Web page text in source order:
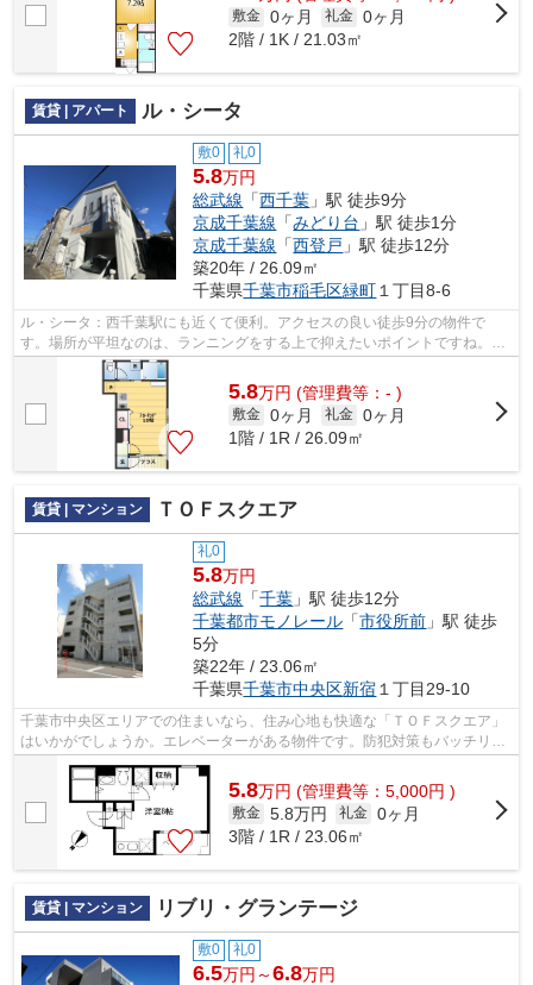
敷金 0ヶ月 礼金 0ヶ月
2階 / 1K / 21.03㎡
賃貸 | アパート ル・シータ
敷0 礼0
5.8万円
総武線 「西千葉 」駅 徒歩9分
京成千葉線 「みどり台 」駅 徒歩1分
京成千葉線 「西登戸 」駅 徒歩12分
築20年 / 26.09㎡
千葉県千葉市稲毛区緑町 １丁目8-6
ル・シータ：西千葉駅にも近くて便利。アクセスの良い徒歩9分の物件で
す。場所が平坦なのは、ランニングをする上で抑えたいポイントですね。忙
しいあなたの時間を有効的に使えるのが敷...
5.8万円 (管理費等：- )
敷金 0ヶ月 礼金 0ヶ月
1階 / 1R / 26.09㎡
賃貸 | マンション ＴＯＦスクエア
礼0
5.8万円
総武線 「千葉 」駅 徒歩12分
千葉都市モノレール 「市役所前 」駅 徒歩
5分
築22年 / 23.06㎡
千葉県千葉市中央区新宿 １丁目29-10
千葉市中央区エリアでの住まいなら、住み心地も快適な「ＴＯＦスクエア」
はいかがでしょうか。エレベーターがある物件です。防犯対策もバッチリな
マンションタイプの物件です。徒歩12...
5.8万円 (管理費等：5,000円 )
敷金 5.8万円 礼金 0ヶ月
3階 / 1R / 23.06㎡
賃貸 | マンション リブリ・グランテージ
敷0 礼0
6.5万円～6.8万円